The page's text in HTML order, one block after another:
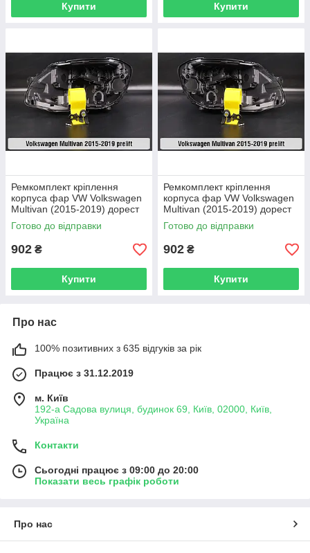
Купити Купити
Ремкомплект кріплення
корпуса фар VW Volkswagen
Multivan (2015-2019) дорест
лівий – 2 од.
Готово до відправки
902 ₴
Купити
Ремкомплект кріплення
корпуса фар VW Volkswagen
Multivan (2015-2019) дорест
правий – 2 од.
Готово до відправки
902 ₴
Купити
Про нас
100% позитивних з 635 відгуків за рік
Працює з 31.12.2019
м. Київ
192-а Садова вулиця, будинок 69, Київ, 02000, Київ,
Україна
Контакти
Сьогодні працює з 09:00 до 20:00
Показати весь графік роботи
Про нас